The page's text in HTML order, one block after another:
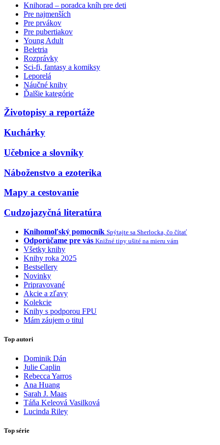
Knihorad – poradca kníh pre deti
Pre najmenších
Pre prvákov
Pre pubertiakov
Young Adult
Beletria
Rozprávky
Sci-fi, fantasy a komiksy
Leporelá
Náučné knihy
Ďalšie kategórie
Životopisy a reportáže
Kuchárky
Učebnice a slovníky
Náboženstvo a ezoterika
Mapy a cestovanie
Cudzojazyčná literatúra
Knihomoľský pomocník Spýtajte sa Sherlocka, čo čítať
Odporúčame pre vás Knižné tipy ušité na mieru vám
Všetky knihy
Knihy roka 2025
Bestsellery
Novinky
Pripravované
Akcie a zľavy
Kolekcie
Knihy s podporou FPU
Mám záujem o titul
Top autori
Dominik Dán
Julie Caplin
Rebecca Yarros
Ana Huang
Sarah J. Maas
Táňa Keleová Vasilková
Lucinda Riley
Top série